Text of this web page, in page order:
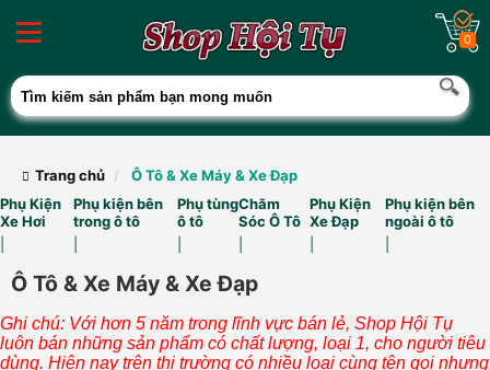
0
Trang chủ
Ô Tô & Xe Máy & Xe Đạp
Phụ Kiện
Xe Hơi
Phụ kiện bên
trong ô tô
Phụ tùng
ô tô
Chăm
Sóc Ô Tô
Phụ Kiện
Xe Đạp
Phụ kiện bên
ngoài ô tô
Ô Tô & Xe Máy & Xe Đạp
Ghi chú: Với hơn 5 năm trong lĩnh vực bán lẻ, Shop Hội Tụ
luôn bán những sản phẩm có chất lượng, loại 1, cho người tiêu
dùng. Hiện nay trên thị trường có nhiều loại cùng tên gọi nhưng